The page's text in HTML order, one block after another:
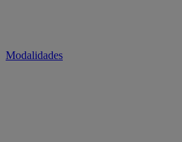
Modalidades